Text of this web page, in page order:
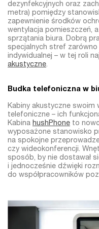
dezynfekcyjnych oraz
metra) pomiędzy
zapewnienie środków
wentylacja pomieszczeń,
sprzątania biura. Dobrą
specjalnych stref
indywidualnej – w tej roli
akustyczne.
Budka telefoniczna w
Kabiny akustyczne swoim
telefoniczne – ich
Kabina hushPhone to
wyposażone stanowisko
na spokojne
czy wideokonferencji.
sposób, by nie dostawał
i jednocześnie dźwięki
do współpracowników